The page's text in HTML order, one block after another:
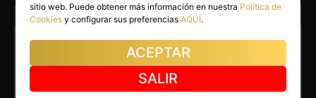
Atiendo a: Hombres
Escort en Borriana. Chica
atrevida en Burriana por unos
días.
sitio web. Puede obtener más información en nuestra Política de
Cookies y configurar sus preferenciasAQUÍ.
ACEPTAR
SALIR